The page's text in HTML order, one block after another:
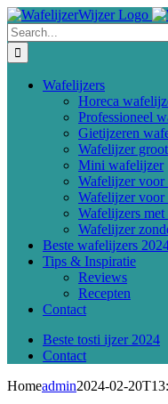
Ga
naar
inhoud
Search
for:
Wafelijzers
Horeca
Professioneel
Gietijzeren
Wafelijzer groot
Mini wafelijzer
Wafelijzer voor
Wafelijzer voor
Wafelijzers met
Wafelijzer
Beste wafelijzers
Tips & Inspiratie
Reviews
Recepten
Contact
Beste tosti ijzer 2024
Contact
Homeadmin2024-02-